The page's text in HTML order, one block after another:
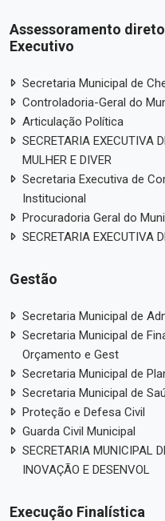
Assessoramento
Executivo
Secretaria Municipal de
Controladoria-Geral do
Articulação Política
SECRETARIA EXECUTIVA
MULHER E DIVER
Secretaria Executiva de
Institucional
Procuradoria Geral do
SECRETARIA EXECUTIVA
Gestão
Secretaria Municipal de
Secretaria Municipal de
Orçamento e Gest
Secretaria Municipal de
Secretaria Municipal de
Proteção e Defesa Civil
Guarda Civil Municipal
SECRETARIA MUNICIPAL
INOVAÇÃO E DESENVOL
Execução Finalística